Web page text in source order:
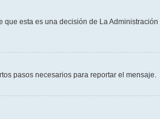
esta es una decisión de La
pasos necesarios para reportar el mensaje.